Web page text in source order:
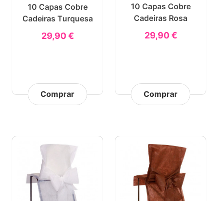
10 Capas Cobre
Cadeiras Turquesa
29,90 €
Comprar
10 Capas Cobre
Cadeiras Rosa
29,90 €
Comprar